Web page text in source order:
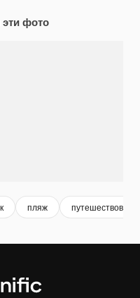
эти фото
пляж путешествовать